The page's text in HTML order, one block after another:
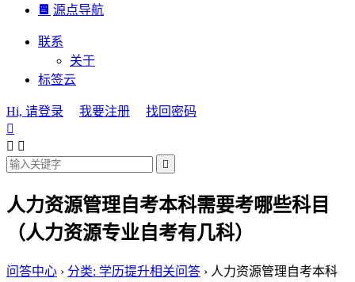
源点导航
联系
关于
标签云
Hi, 请登录 我要注册
找回密码

 

人力资源管理自考本科需要考哪些科目
（人力资源专业自考有几科）
问答中心 › 分类: 学历提升相关问答 › 人力资源管理自考本科